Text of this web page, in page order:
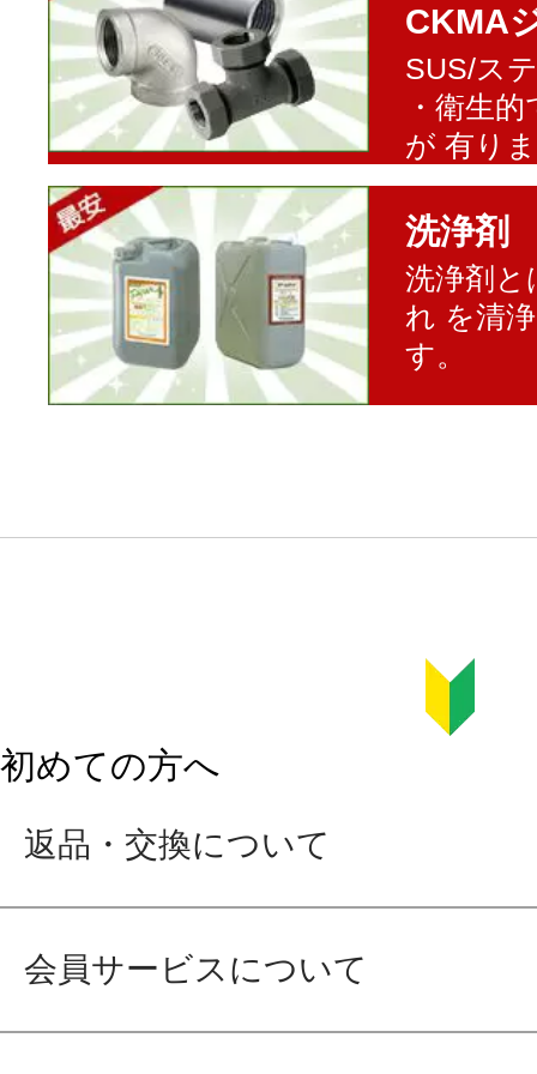
CKMA
SUS/ス
・衛生
が 有り
洗浄剤
洗浄剤と
れ を清
す。
初めての方へ
返品・交換について
会員サービスについて